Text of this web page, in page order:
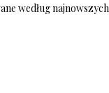
według najnowszych